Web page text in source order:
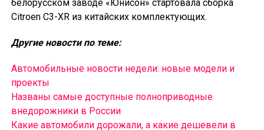
белорусском заводе «Юнисон» стартовала сборка
Citroen C3-XR из китайских комплектующих.
Другие новости по теме:
Автомобильные новости недели: новые модели и
проекты
Названы самые доступные полноприводные
внедорожники в России
Какие автомобили дорожали, а какие дешевели в